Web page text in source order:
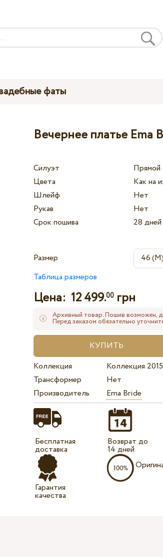
фаты
Вечернее платье Ema
Силуэт
Прямой
Цвета
Как на
Шлейф
Нет
Рукав
Нет
Срок пошива
28 дней
Размер
Таблица размеров
Цена:12 499.00 грн
Архивный товар. Пошив возможен,
Перед заказом обязательно
Коллекция
Коллекция
Трансформер
Нет
Производитель
Ema Bride
Бесплатная
доставка
Гарантия
качества
Возврат до
14 дней